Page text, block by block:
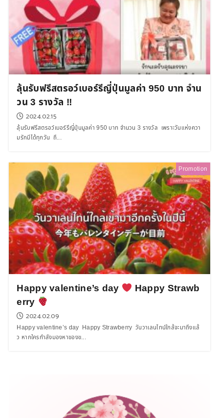
ลุ้นรับฟรีสตรอว์เบอร์รีญี่ปุ่นมูลค่า 950 บาท จำน
วน 3 รางวัล ‼
2024.02.15
ลุ้นรับฟรีสตรอว์เบอร์รีญี่ปุ่นมูลค่า 950 บาท จำนวน 3 รางวัล เพราะวันแห่งควา
มรักมีได้ทุกวัน ถึ...
Promotion
Happy valentine’s day
Happy Strawb
erry
2024.02.09
Happy valentine’s day Happy Strawberry วันวาเลนไทน์ใกล้จะมาถึงแล้
ว หากใครกำลังมองหาของข...